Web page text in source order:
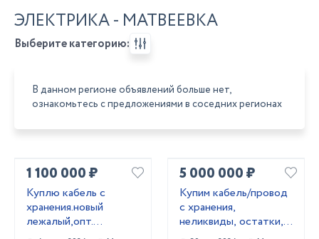
ЭЛЕКТРИКА - МАТВЕЕВКА
Выберите категорию:
В данном регионе объявлений больше нет,
ознакомьтесь с предложениями в соседних регионах
1 100 000 ₽
Kyплю кабель c
хранения.новый
лежалый,опт.
5 000 000 ₽
Купим кабель/провод
с хранения,
неликвиды, остатки,